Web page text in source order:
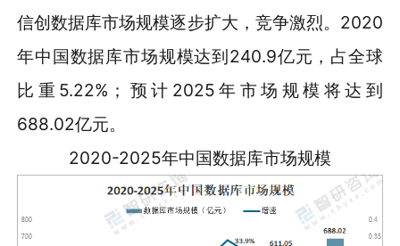
信创数据库市场规模逐步扩大，竞争激烈。2020
年中国数据库市场规模达到240.9亿元，占全球
比重5.22%；预计2025年市场规模将达到
688.02亿元。
2020-2025年中国数据库市场规模